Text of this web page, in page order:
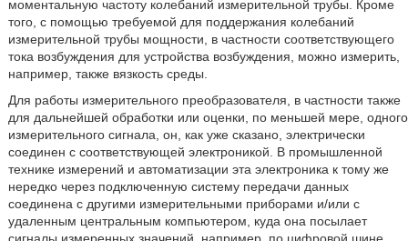
моментальную частоту колебаний измерительной трубы. Кроме
того, с помощью требуемой для поддержания колебаний
измерительной трубы мощности, в частности соответствующего
тока возбуждения для устройства возбуждения, можно измерить,
например, также вязкость среды.
Для работы измерительного преобразователя, в частности также
для дальнейшей обработки или оценки, по меньшей мере, одного
измерительного сигнала, он, как уже сказано, электрически
соединен с соответствующей электроникой. В промышленной
технике измерений и автоматизации эта электроника к тому же
нередко через подключенную систему передачи данных
соединена с другими измерительными приборами и/или с
удаленным центральным компьютером, куда она посылает